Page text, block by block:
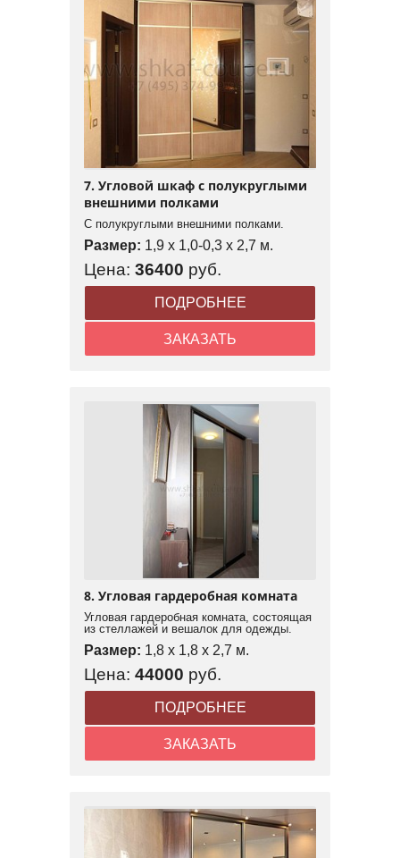
7. Угловой шкаф с полукруглыми
внешними полками
С полукруглыми внешними полками.
Размер: 1,9 x 1,0-0,3 x 2,7 м.
Цена: 36400 руб.
ПОДРОБНЕЕ
ЗАКАЗАТЬ
8. Угловая гардеробная комната
Угловая гардеробная комната, состоящая
из стеллажей и вешалок для одежды.
Размер: 1,8 x 1,8 x 2,7 м.
Цена: 44000 руб.
ПОДРОБНЕЕ
ЗАКАЗАТЬ